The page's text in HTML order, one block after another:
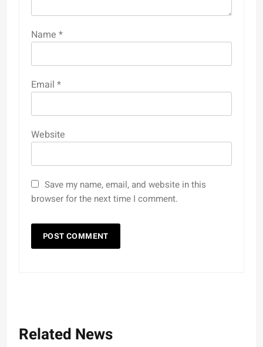
Name *
Email *
Website
Save my name, email, and website in this
browser for the next time I comment.
Related News